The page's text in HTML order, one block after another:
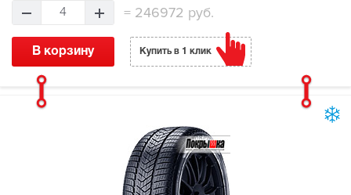
4 = 246972 руб.
В корзину Купить в 1 клик